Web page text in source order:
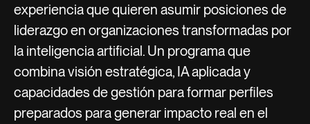
experiencia que quieren asumir posiciones de
liderazgo en organizaciones transformadas por
la inteligencia artificial. Un programa que
combina visión estratégica, IA aplicada y
capacidades de gestión para formar perfiles
preparados para generar impacto real en el